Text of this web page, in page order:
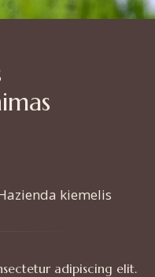
kiemelis
adipiscing elit.